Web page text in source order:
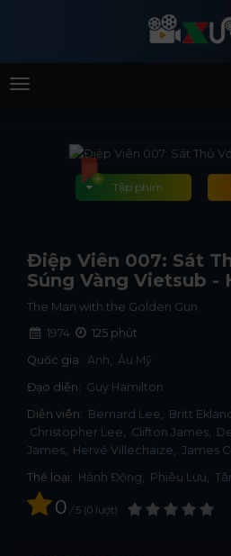
Menu
Tập phim
Điệp Viên 007: Sát
Súng Vàng Vietsub -
The Man with the Golden Gun
1974
125 phút
Quốc gia: Anh
Âu Mỹ
Đạo diễn: Guy Hamilton
Diễn viên: Bernard Lee Britt
Christopher Lee
Clifton James
James
Hervé Villechaize James
Thể loại: Hành Động, Phiêu Lưu,
0 / 5 0 lượt